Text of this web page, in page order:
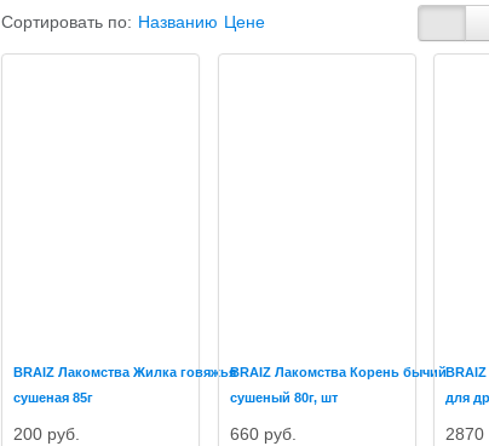
Сортировать по: Названию Цене
BRAIZ Лакомства Жилка говяжья
сушеная 85г
200 руб.
BRAIZ Лакомства Корень бычий
сушеный 80г, шт
660 руб.
для
2870